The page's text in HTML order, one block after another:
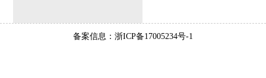
备案信息：浙ICP备17005234号-1